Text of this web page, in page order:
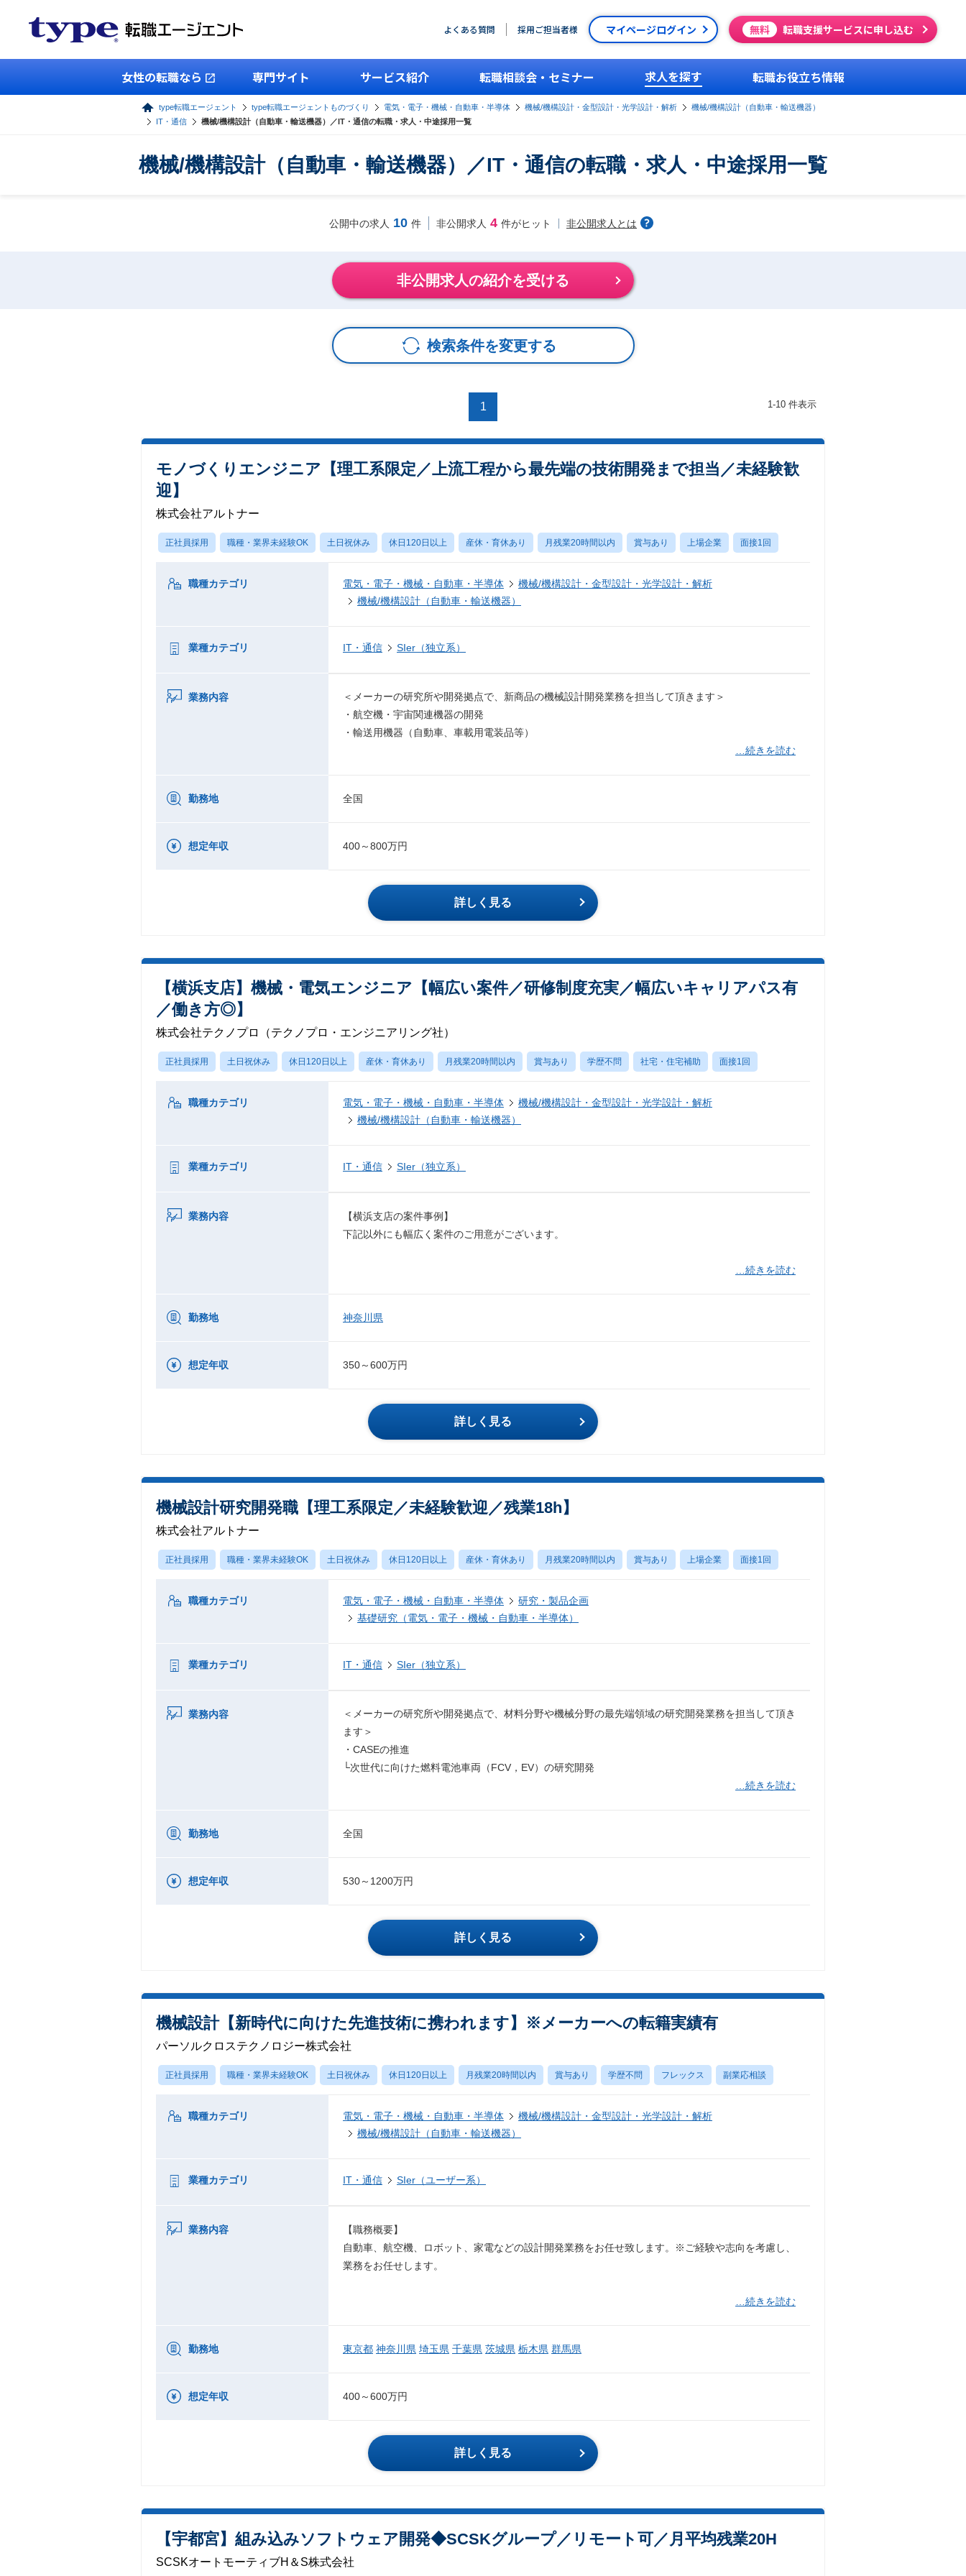
よくある質問 採用ご担当者様 マイページログイン 無料 転職支援サービスに申し込む
女性の転職なら 専門サイト サービス紹介 転職相談会・セミナー 求人を探す 転職お役立ち情報
type転職エージェント type転職エージェントものづくり 電気・電子・機械・自動車・半導体 機械/機構設計・金型設計・光学設計・解析
機械/機構設計（自動車・輸送機器）
IT・通信
機械/機構設計（自動車・輸送機器）／IT・通信の転職・求人・中途採用一覧
機械/機構設計（自動車・輸送機器）／IT・通信の転職・求人・中途採用一覧
公開中の求人 10 件 非公開求人 4 件がヒット 非公開求人とは
非公開求人の紹介を受ける
検索条件を変更する
1 1-10 件表示
モノづくりエンジニア【理工系限定／上流工程から最先端の技術開発まで担当／未経験歓
迎】
株式会社アルトナー
正社員採用 職種・業界未経験OK 土日祝休み 休日120日以上 産休・育休あり 月残業20時間以内 賞与あり 上場企業 面接1回
職種カテゴリ 電気・電子・機械・自動車・半導体
機械/機構設計・金型設計・光学設計・解析
機械/機構設計（自動車・輸送機器）
業種カテゴリ IT・通信 SIer（独立系）
業務内容
＜メーカーの研究所や開発拠点で、新商品の機械設計開発業務を担当して頂きます＞
・航空機・宇宙関連機器の開発
・輸送用機器（自動車、車載用電装品等）
…続きを読む
勤務地 全国
想定年収 400～800万円
詳しく見る
【横浜支店】機械・電気エンジニア【幅広い案件／研修制度充実／幅広いキャリアパス有
／働き方◎】
株式会社テクノプロ（テクノプロ・エンジニアリング社）
正社員採用 土日祝休み 休日120日以上 産休・育休あり 月残業20時間以内 賞与あり 学歴不問 社宅・住宅補助 面接1回
職種カテゴリ 電気・電子・機械・自動車・半導体
機械/機構設計・金型設計・光学設計・解析
機械/機構設計（自動車・輸送機器）
業種カテゴリ IT・通信 SIer（独立系）
業務内容
【横浜支店の案件事例】
下記以外にも幅広く案件のご用意がございます。
…続きを読む
勤務地 神奈川県
想定年収 350～600万円
詳しく見る
機械設計研究開発職【理工系限定／未経験歓迎／残業18h】
株式会社アルトナー
正社員採用 職種・業界未経験OK 土日祝休み 休日120日以上 産休・育休あり 月残業20時間以内 賞与あり 上場企業 面接1回
職種カテゴリ 電気・電子・機械・自動車・半導体
研究・製品企画
基礎研究（電気・電子・機械・自動車・半導体）
業種カテゴリ IT・通信 SIer（独立系）
業務内容
＜メーカーの研究所や開発拠点で、材料分野や機械分野の最先端領域の研究開発業務を担当して頂き
ます＞
・CASEの推進
└次世代に向けた燃料電池車両（FCV，EV）の研究開発
…続きを読む
勤務地 全国
想定年収 530～1200万円
詳しく見る
機械設計【新時代に向けた先進技術に携われます】※メーカーへの転籍実績有
パーソルクロステクノロジー株式会社
正社員採用 職種・業界未経験OK 土日祝休み 休日120日以上 月残業20時間以内 賞与あり 学歴不問 フレックス 副業応相談
職種カテゴリ 電気・電子・機械・自動車・半導体
機械/機構設計・金型設計・光学設計・解析
機械/機構設計（自動車・輸送機器）
業種カテゴリ IT・通信 SIer（ユーザー系）
業務内容
【職務概要】
自動車、航空機、ロボット、家電などの設計開発業務をお任せ致します。※ご経験や志向を考慮し、
業務をお任せします。
…続きを読む
勤務地 東京都 神奈川県 埼玉県 千葉県 茨城県 栃木県 群馬県
想定年収 400～600万円
詳しく見る
【宇都宮】組み込みソフトウェア開発◆SCSKグループ／リモート可／月平均残業20H
SCSKオートモーティブH＆S株式会社